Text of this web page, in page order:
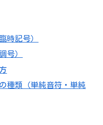
時記号）
号）
種類（単純音符・単純